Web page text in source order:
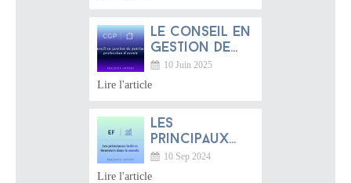
: un bijou
d’ingénierie
patrimoniale
méconnu
Le conseil en
gestion de
patrimoine :
une
d’avenir entre
tradition
française et
dynamique
mondiale
10 Juin 2025
Lire l'article
Les
principaux
indices
boursiers
10 Sep 2024
Lire l'article